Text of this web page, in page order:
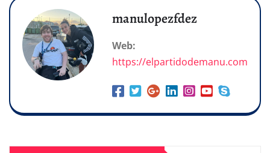
manulopezfdez
Web:
https://elpartidodemanu.com